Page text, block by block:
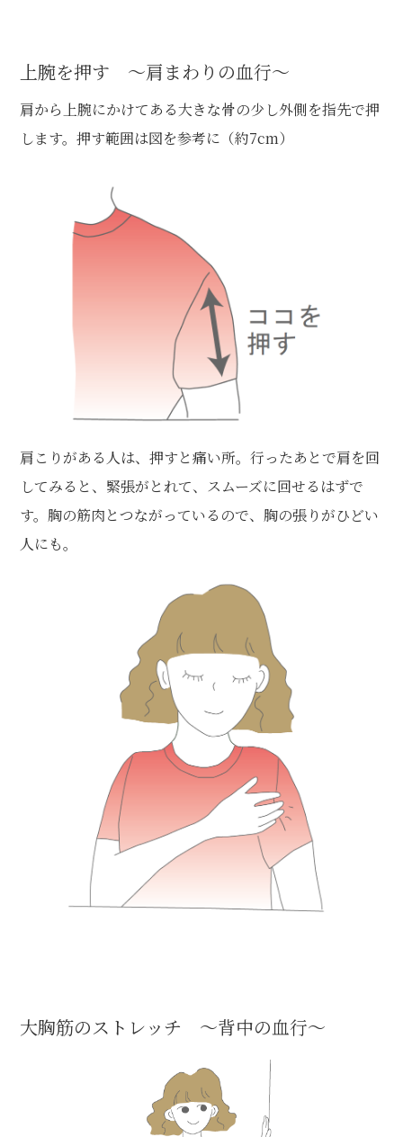
上腕を押す ～肩まわりの血行～
肩から上腕にかけてある大きな骨の少し外側を指先で押
します。押す範囲は図を参考に（約7cm）
肩こりがある人は、押すと痛い所。行ったあとで肩を回
してみると、緊張がとれて、スムーズに回せるはずで
す。胸の筋肉とつながっているので、胸の張りがひどい
人にも。
大胸筋のストレッチ ～背中の血行～